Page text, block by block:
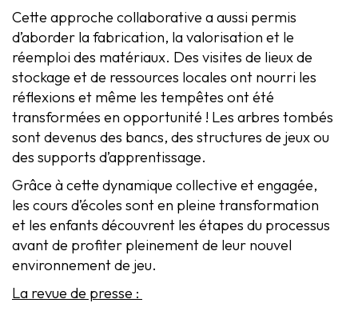
Cette approche collaborative a aussi permis
d’aborder la fabrication, la valorisation et le
réemploi des matériaux. Des visites de lieux de
stockage et de ressources locales ont nourri les
réflexions et même les tempêtes ont été
transformées en opportunité ! Les arbres tombés
sont devenus des bancs, des structures de jeux ou
des supports d’apprentissage.
Grâce à cette dynamique collective et engagée,
les cours d’écoles sont en pleine transformation
et les enfants découvrent les étapes du processus
avant de profiter pleinement de leur nouvel
environnement de jeu.
La revue de presse :